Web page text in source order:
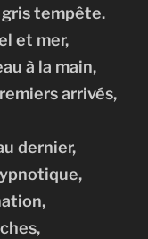
gris tempête.
et mer,
à la main,
arrivés,
dernier,